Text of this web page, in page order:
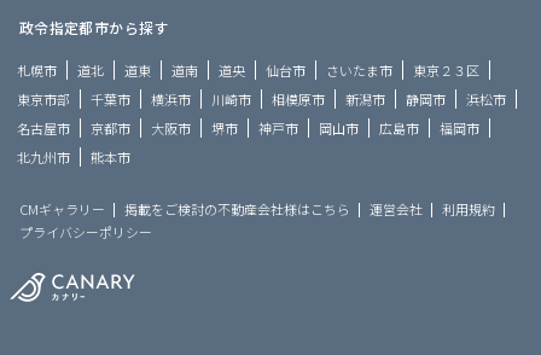
政令指定都市から探す
札幌市 道北 道東 道南 道央 仙台市 さいたま市
東京２３区
東京市部
千葉市 横浜市 川崎市 相模原市 新潟市 静岡市
浜松市
名古屋市
京都市 大阪市 堺市 神戸市 岡山市 広島市
福岡市
北九州市
熊本市
CMギャラリー 掲載をご検討の不動産会社様はこちら 運営会社
利用規約
プライバシーポリシー